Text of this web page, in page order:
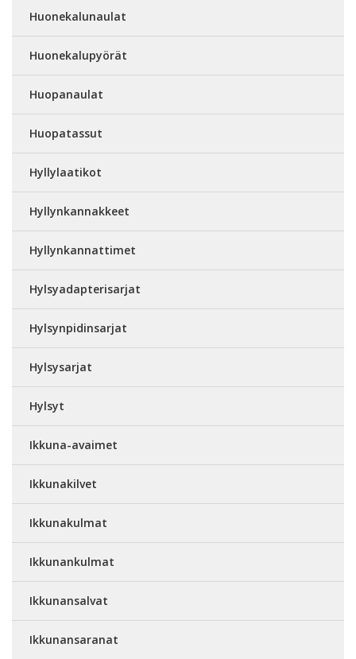
Huonekalunaulat
Huonekalupyörät
Huopanaulat
Huopatassut
Hyllylaatikot
Hyllynkannakkeet
Hyllynkannattimet
Hylsyadapterisarjat
Hylsynpidinsarjat
Hylsysarjat
Hylsyt
Ikkuna-avaimet
Ikkunakilvet
Ikkunakulmat
Ikkunankulmat
Ikkunansalvat
Ikkunansaranat